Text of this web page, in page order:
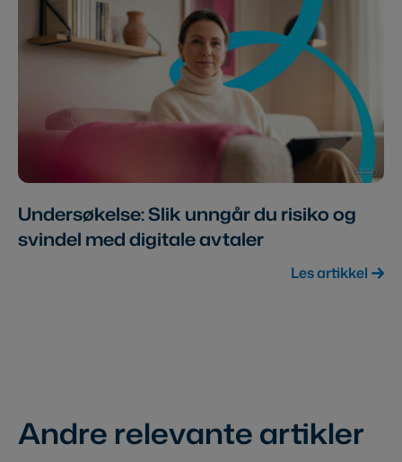
Undersøkelse: Slik unngår du risiko og
svindel med digitale avtaler
Les artikkel
Andre relevante artikler